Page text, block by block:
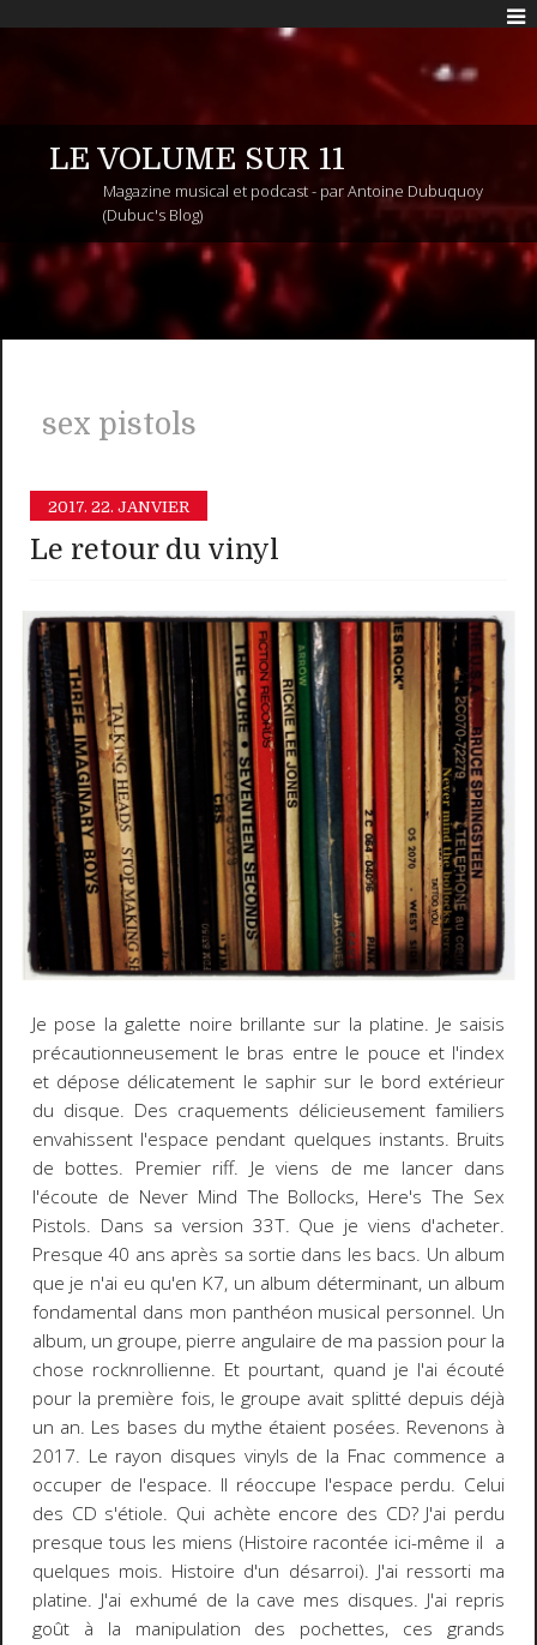
LE VOLUME SUR 11
Magazine musical et podcast - par Antoine Dubuquoy
(Dubuc's Blog)
sex pistols
2017. 22. JANVIER
Le retour du vinyl
Je pose la galette noire brillante sur la platine. Je saisis
précautionneusement le bras entre le pouce et l'index
et dépose délicatement le saphir sur le bord extérieur
du disque. Des craquements délicieusement familiers
envahissent l'espace pendant quelques instants. Bruits
de bottes. Premier riff. Je viens de me lancer dans
l'écoute de Never Mind The Bollocks, Here's The Sex
Pistols. Dans sa version 33T. Que je viens d'acheter.
Presque 40 ans après sa sortie dans les bacs. Un album
que je n'ai eu qu'en K7, un album déterminant, un album
fondamental dans mon panthéon musical personnel. Un
album, un groupe, pierre angulaire de ma passion pour la
chose rocknrollienne. Et pourtant, quand je l'ai écouté
pour la première fois, le groupe avait splitté depuis déjà
un an. Les bases du mythe étaient posées. Revenons à
2017. Le rayon disques vinyls de la Fnac commence a
occuper de l'espace. Il réoccupe l'espace perdu. Celui
des CD s'étiole. Qui achète encore des CD? J'ai perdu
presque tous les miens (Histoire racontée ici-même il a
quelques mois. Histoire d'un désarroi). J'ai ressorti ma
platine. J'ai exhumé de la cave mes disques. J'ai repris
goût à la manipulation des pochettes, ces grands